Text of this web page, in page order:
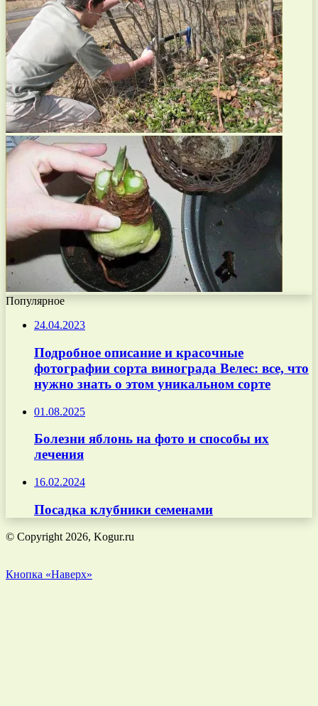
Популярное
24.04.2023
Подробное описание и красочные
фотографии сорта винограда Велес: все, что
нужно знать о этом уникальном сорте
01.08.2025
Болезни яблонь на фото и способы их
лечения
16.02.2024
Посадка клубники семенами
© Copyright 2026, Kogur.ru
Кнопка «Наверх»